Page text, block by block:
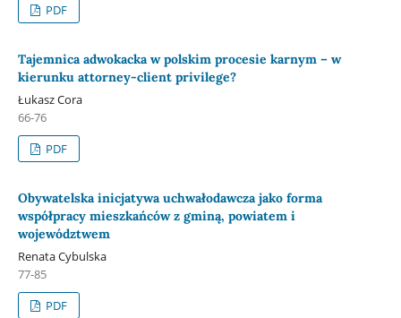
PDF
Tajemnica adwokacka w polskim procesie karnym – w
kierunku attorney-client privilege?
Łukasz Cora
66-76
PDF
Obywatelska inicjatywa uchwałodawcza jako forma
współpracy mieszkańców z gminą, powiatem i
województwem
Renata Cybulska
77-85
PDF